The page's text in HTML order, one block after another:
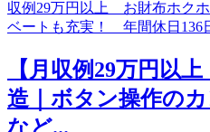
【月収例29万円以
造｜ボタン操作の
など...